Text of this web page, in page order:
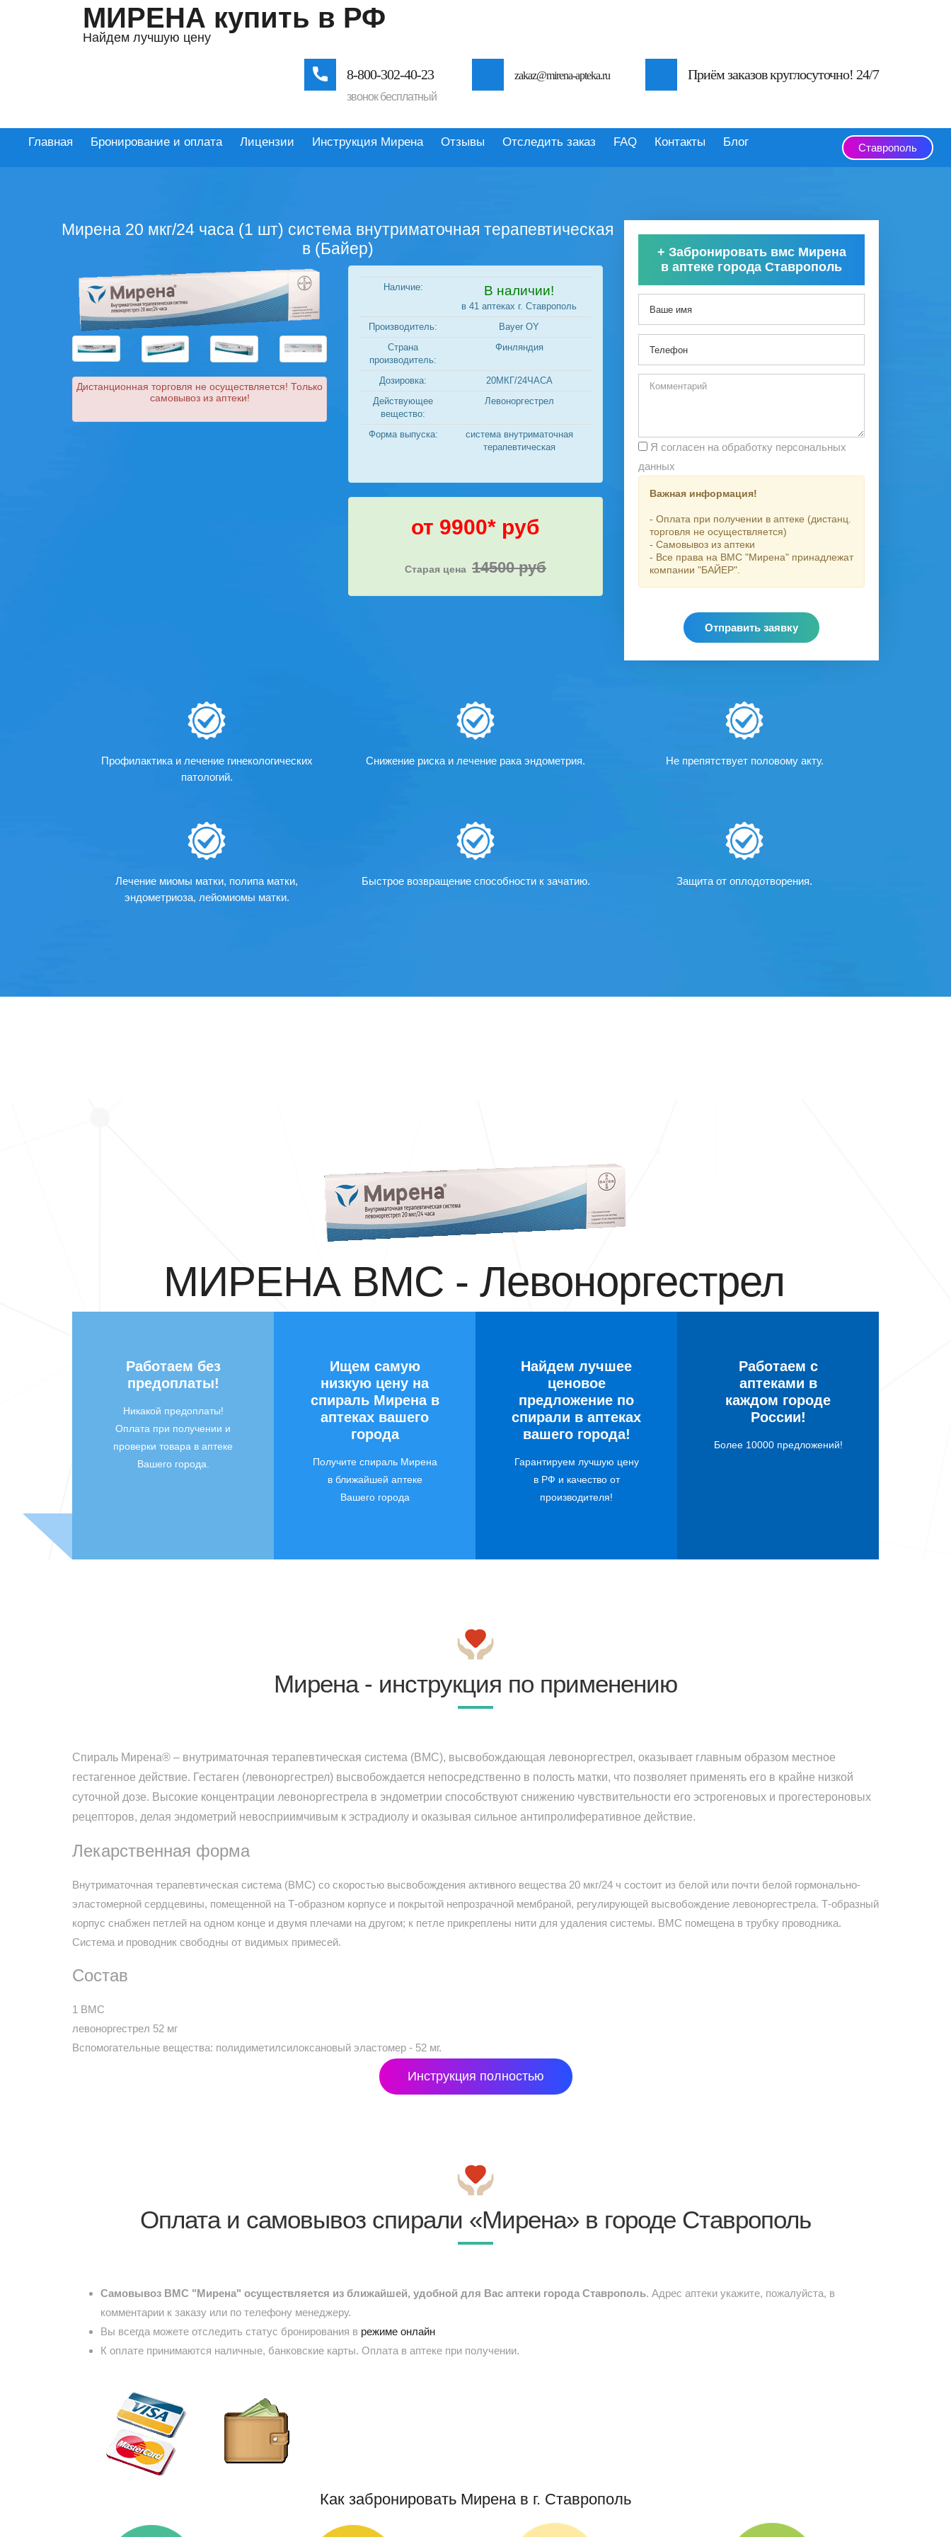
МИРЕНА купить в РФ
Найдем лучшую цену
8-800-302-40-23
звонок бесплатный
zakaz@mirena-apteka.ru Приём заказов круглосуточно! 24/7
Главная Бронирование и оплата Лицензии Инструкция Мирена Отзывы Отследить заказ FAQ Контакты Блог Ставрополь
Мирена 20 мкг/24 часа (1 шт) система внутриматочная терапевтическая
в (Байер)
Дистанционная торговля не осуществляется! Только
самовывоз из аптеки!
Наличие: В наличии!
в 41 аптеках г. Ставрополь
Производитель:
Bayer OY
Страна
производитель:
Финляндия
Дозировка:
20МКГ/24ЧАСА
Действующее
вещество:
Левоноргестрел
Форма выпуска:
система внутриматочная
терапевтическая
от 9900* руб
Старая цена 14500 руб
+ Забронировать вмс Мирена
в аптеке города Ставрополь
данных
Важная информация!
- Оплата при получении в аптеке (дистанц.
торговля не осуществляется)
- Самовывоз из аптеки
- Все права на ВМС "Мирена" принадлежат
компании "БАЙЕР".
Отправить заявку
Профилактика и лечение гинекологических
патологий.
Снижение риска и лечение рака эндометрия. Не препятствует половому акту.
Лечение миомы матки, полипа матки,
эндометриоза, лейомиомы матки.
Быстрое возвращение способности к зачатию. Защита от оплодотворения.
МИРЕНА ВМС - Левоноргестрел
Работаем без
предоплаты!
Никакой предоплаты!
Оплата при получении и
проверки товара в аптеке
Вашего города.
Ищем самую
низкую цену на
спираль Мирена в
аптеках вашего
города
Получите спираль Мирена
в ближайшей аптеке
Вашего города
Найдем лучшее
ценовое
предложение по
спирали в аптеках
вашего города!
Гарантируем лучшую цену
в РФ и качество от
производителя!
Работаем с
аптеками в
каждом городе
России!
Более 10000 предложений!
Мирена - инструкция по применению
Спираль Мирена® – внутриматочная терапевтическая система (ВМС), высвобождающая левоноргестрел, оказывает главным образом местное
гестагенное действие. Гестаген (левоноргестрел) высвобождается непосредственно в полость матки, что позволяет применять его в крайне низкой
суточной дозе. Высокие концентрации левоноргестрела в эндометрии способствуют снижению чувствительности его эстрогеновых и прогестероновых
рецепторов, делая эндометрий невосприимчивым к эстрадиолу и оказывая сильное антипролиферативное действие.
Лекарственная форма
Внутриматочная терапевтическая система (ВМС) со скоростью высвобождения активного вещества 20 мкг/24 ч состоит из белой или почти белой гормонально-
эластомерной сердцевины, помещенной на Т-образном корпусе и покрытой непрозрачной мембраной, регулирующей высвобождение левоноргестрела. Т-образный
корпус снабжен петлей на одном конце и двумя плечами на другом; к петле прикреплены нити для удаления системы. ВМС помещена в трубку проводника.
Система и проводник свободны от видимых примесей.
Состав
1 ВМС
левоноргестрел 52 мг
Вспомогательные вещества: полидиметилсилоксановый эластомер - 52 мг.
Инструкция полностью
Оплата и самовывоз спирали «Мирена» в городе Ставрополь
Самовывоз ВМС "Мирена" осуществляется из ближайшей, удобной для Вас аптеки города Ставрополь. Адрес аптеки укажите, пожалуйста, в
комментарии к заказу или по телефону менеджеру.
Вы всегда можете отследить статус бронирования в режиме онлайн
К оплате принимаются наличные, банковские карты. Оплата в аптеке при получении.
Как забронировать Мирена в г. Ставрополь